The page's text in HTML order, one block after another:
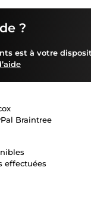
?
est à votre
Braintree
effectuées